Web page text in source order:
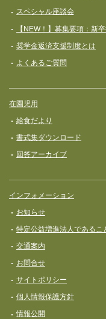
スペシャル座談会
【NEW！】募集要項：新
奨学⾦返済⽀援制度とは
よくあるご質問
在園児用
給食だより
書式集ダウンロード
回答アーカイブ
インフォメーション
お知らせ
特定公益増進法人であるこ
交通案内
お問合せ
サイトポリシー
個人情報保護方針
情報公開